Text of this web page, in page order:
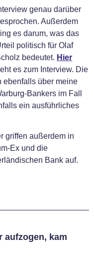
genau darüber
Außerdem
es darum, was das
politisch für Olaf
bedeutet. Hier
es zum Interview. Die
ebenfalls über meine
Bankers im Fall
ein ausführliches
griffen außerdem in
Ex und die
Bank auf.
aufzogen, kam